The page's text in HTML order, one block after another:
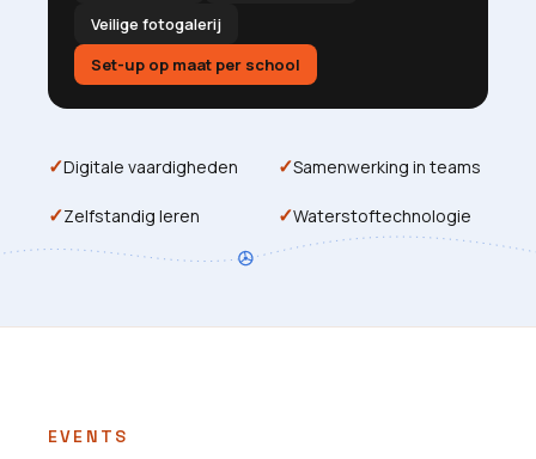
Veilige fotogalerij
Set-up op maat per school
✓Digitale vaardigheden ✓Samenwerking in teams
✓Zelfstandig leren ✓Waterstoftechnologie
EVENTS